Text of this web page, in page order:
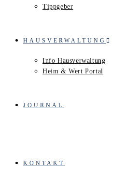
Tippgeber
HAUSVERWALTUNG
Info Hausverwaltung
Heim & Wert Portal
JOURNAL
KONTAKT